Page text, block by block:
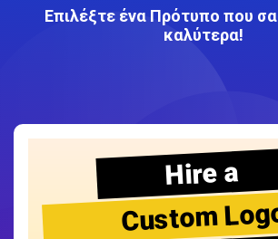
Επιλέξτε ένα Πρότυπο που
καλύτερα!
Hire a
Custom